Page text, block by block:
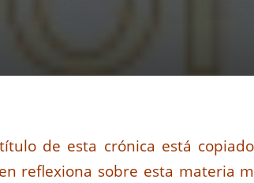
de esta crónica está
reflexiona sobre esta materia